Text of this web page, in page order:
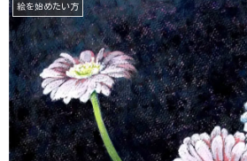
絵を始めたい方